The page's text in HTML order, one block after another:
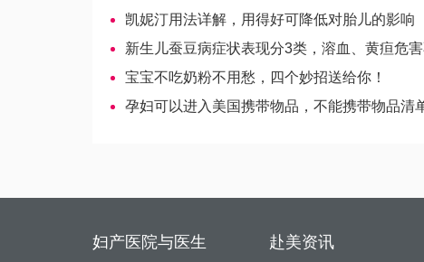
凯妮汀用法详解，用得好可降低对胎儿的影响
新生儿蚕豆病症状表现分3类，溶血、黄疸危害不容
宝宝不吃奶粉不用愁，四个妙招送给你！
孕妇可以进入美国携带物品，不能携带物品清
妇产医院与医生 赴美资讯